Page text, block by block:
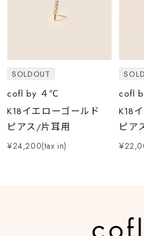
SOLDOUT
cofl by ４℃
K18イエローゴールド
ピアス/片耳用
¥24,200(tax in)
cofl
K18
ピア